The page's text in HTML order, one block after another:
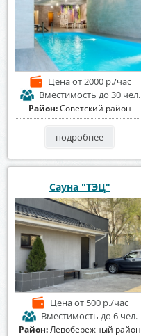
Ценаот 2000 р./час
Вместимость до 30 чел.
Район:Советский район
подробнее
Сауна "ТЭЦ"
Ценаот 500 р./час
Вместимость до 6 чел.
Район:Левобережный район